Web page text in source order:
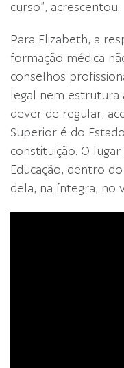
curso”, acrescentou.
Para Elizabeth, a
formação médica
conselhos
legal nem estrutura
dever de regular,
Superior é do
constituição. O
Educação, dentro
dela, na íntegra, no